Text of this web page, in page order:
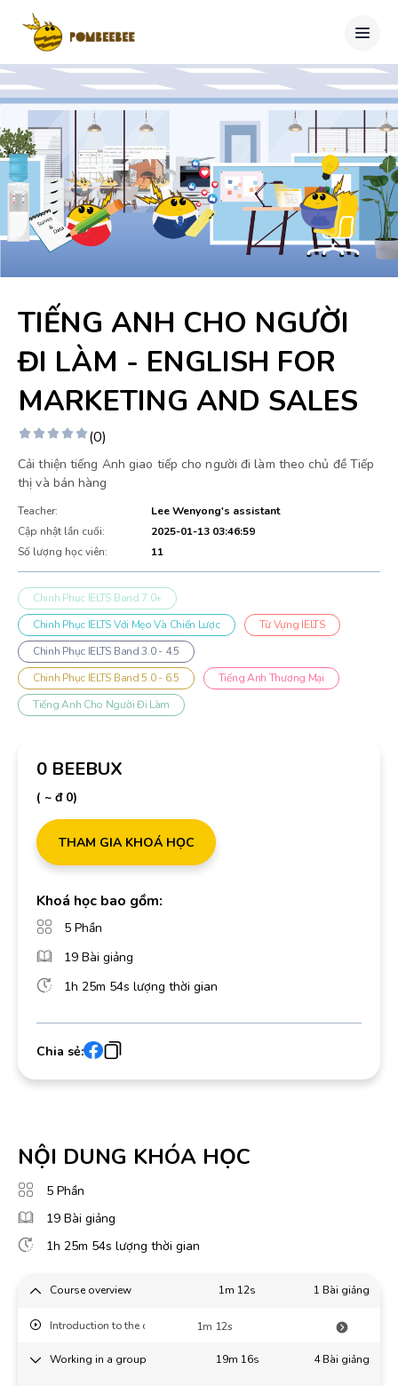
TIẾNG ANH CHO NGƯỜI
ĐI LÀM - ENGLISH FOR
MARKETING AND SALES
(0)
Cải thiện tiếng Anh giao tiếp cho người đi làm theo chủ đề Tiếp
thị và bán hàng
Teacher:
Lee Wenyong's assistant
Cập nhật lần cuối:
2025-01-13 03:46:59
Số lượng học viên:
11
Chinh Phục IELTS Band 7.0+
Chinh Phục IELTS Với Mẹo Và Chiến Lược
Từ Vựng IELTS
Chinh Phục IELTS Band 3.0 - 4.5
Chinh Phục IELTS Band 5.0 - 6.5
Tiếng Anh Thương Mại
Tiếng Anh Cho Người Đi Làm
0 BEEBUX
( ~ đ 0)
THAM GIA KHOÁ HỌC
Khoá học bao gồm:
5 Phần
19 Bài giảng
1h 25m 54s lượng thời gian
Chia sẻ:
NỘI DUNG KHÓA HỌC
5 Phần
19 Bài giảng
1h 25m 54s lượng thời gian
Course overview 1 Bài giảng
1m 12s
Introduction to the course 1m 12s
Working in a group 4 Bài giảng
19m 16s